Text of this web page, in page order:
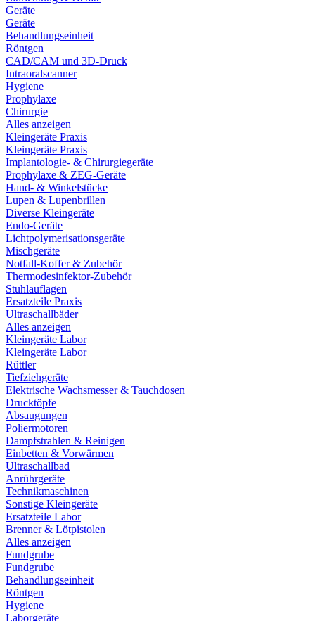
Geräte
Geräte
Behandlungseinheit
Röntgen
CAD/CAM und 3D-Druck
Intraoralscanner
Hygiene
Prophylaxe
Chirurgie
Alles anzeigen
Kleingeräte Praxis
Kleingeräte Praxis
Implantologie- & Chirurgiegeräte
Prophylaxe & ZEG-Geräte
Hand- & Winkelstücke
Lupen & Lupenbrillen
Diverse Kleingeräte
Endo-Geräte
Lichtpolymerisationsgeräte
Mischgeräte
Notfall-Koffer & Zubehör
Thermodesinfektor-Zubehör
Stuhlauflagen
Ersatzteile Praxis
Ultraschallbäder
Alles anzeigen
Kleingeräte Labor
Kleingeräte Labor
Rüttler
Tiefziehgeräte
Elektrische Wachsmesser & Tauchdosen
Drucktöpfe
Absaugungen
Poliermotoren
Dampfstrahlen & Reinigen
Einbetten & Vorwärmen
Ultraschallbad
Anrührgeräte
Technikmaschinen
Sonstige Kleingeräte
Ersatzteile Labor
Brenner & Lötpistolen
Alles anzeigen
Fundgrube
Fundgrube
Behandlungseinheit
Röntgen
Hygiene
Laborgeräte